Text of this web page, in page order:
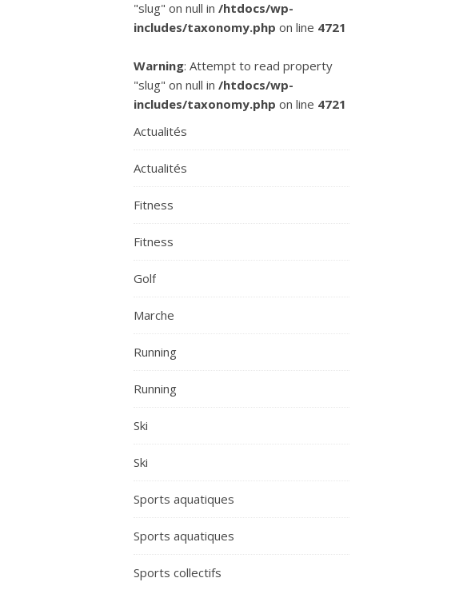
"slug" on null in /htdocs/wp-
includes/taxonomy.php on line 4721
Warning: Attempt to read property
"slug" on null in /htdocs/wp-
includes/taxonomy.php on line 4721
Actualités
Actualités
Fitness
Fitness
Golf
Marche
Running
Running
Ski
Ski
Sports aquatiques
Sports aquatiques
Sports collectifs